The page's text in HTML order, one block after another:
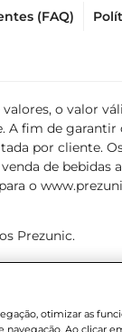
(FAQ)
o valor
A fim de
por cliente.
de bebidas
o
Prezunic.
otimizar as
navegação. Ao clicar